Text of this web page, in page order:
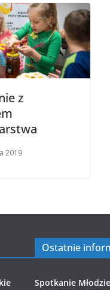
z
2019
Ostatnie
Spotkanie